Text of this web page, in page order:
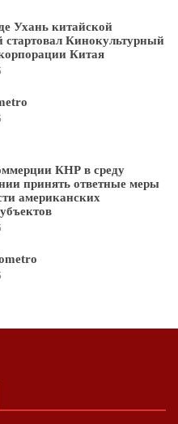
Ухань китайской
стартовал Кинокультурный
Китая
КНР в среду
принять ответные меры
американских